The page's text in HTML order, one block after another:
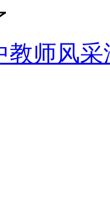
教师风